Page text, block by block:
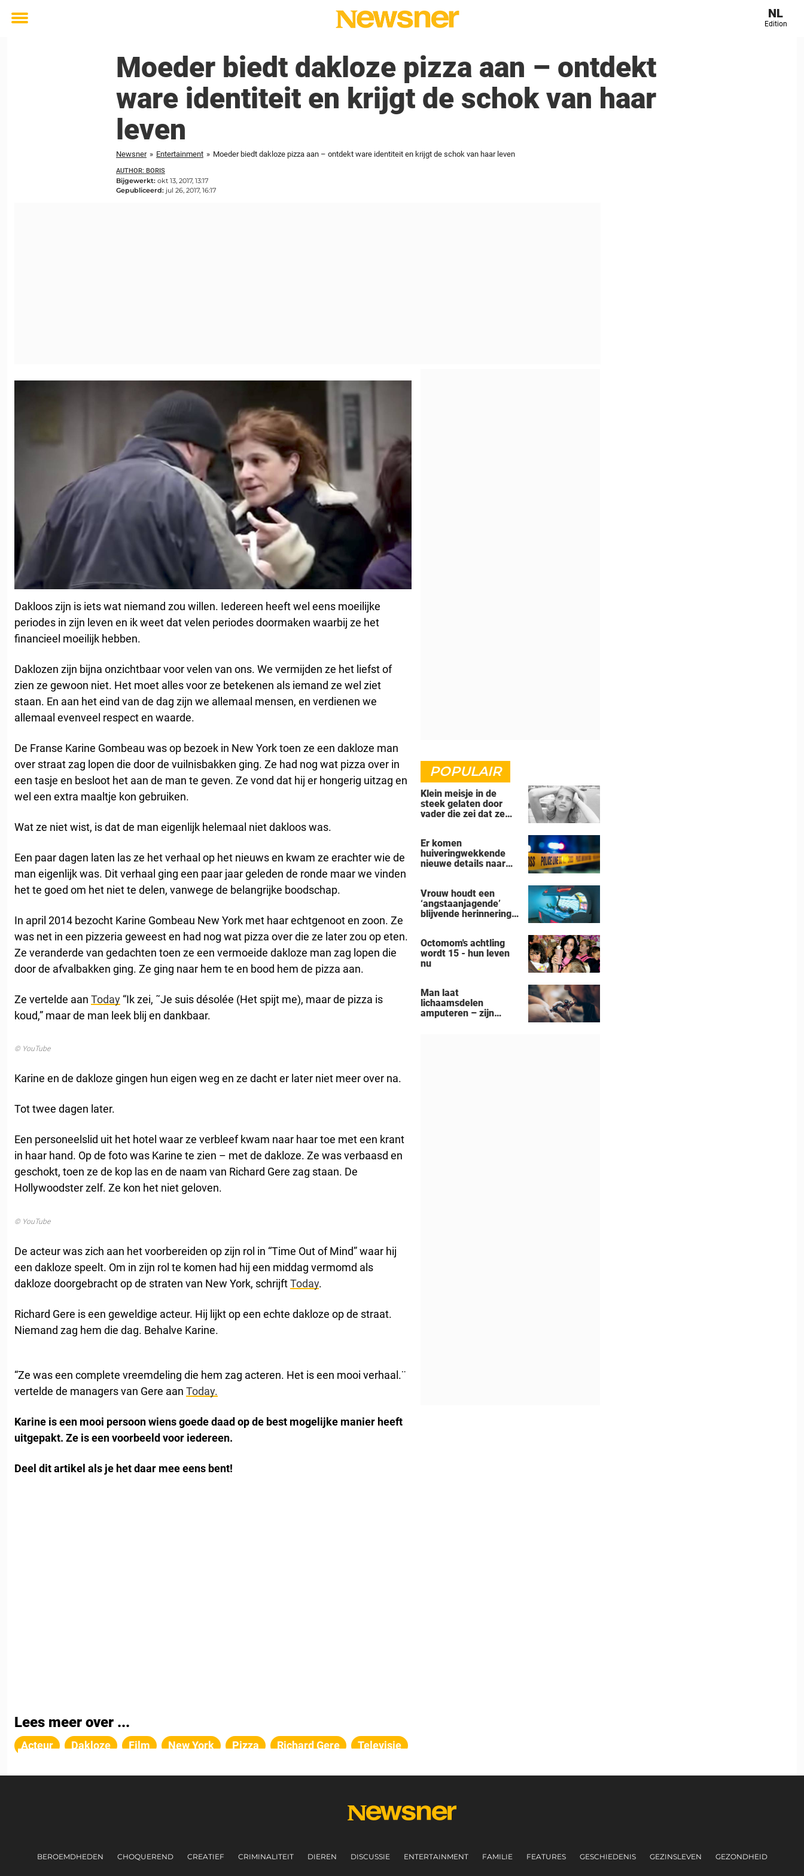
Toggle
NL
Edition
Moeder biedt dakloze pizza aan – ontdekt
ware identiteit en krijgt de schok van haar
leven
Newsner » Entertainment » Moeder biedt dakloze pizza aan – ontdekt ware identiteit en krijgt de schok van haar leven
AUTHOR: BORIS
Bijgewerkt: okt 13, 2017, 13:17
Gepubliceerd: jul 26, 2017, 16:17
Dakloos zijn is iets wat niemand zou willen. Iedereen heeft wel eens moeilijke
periodes in zijn leven en ik weet dat velen periodes doormaken waarbij ze het
financieel moeilijk hebben.
Daklozen zijn bijna onzichtbaar voor velen van ons. We vermijden ze het liefst of
zien ze gewoon niet. Het moet alles voor ze betekenen als iemand ze wel ziet
staan. En aan het eind van de dag zijn we allemaal mensen, en verdienen we
allemaal evenveel respect en waarde.
De Franse Karine Gombeau was op bezoek in New York toen ze een dakloze man
over straat zag lopen die door de vuilnisbakken ging. Ze had nog wat pizza over in
een tasje en besloot het aan de man te geven. Ze vond dat hij er hongerig uitzag en
wel een extra maaltje kon gebruiken.
Wat ze niet wist, is dat de man eigenlijk helemaal niet dakloos was.
Een paar dagen laten las ze het verhaal op het nieuws en kwam ze erachter wie de
man eigenlijk was. Dit verhaal ging een paar jaar geleden de ronde maar we vinden
het te goed om het niet te delen, vanwege de belangrijke boodschap.
In april 2014 bezocht Karine Gombeau New York met haar echtgenoot en zoon. Ze
was net in een pizzeria geweest en had nog wat pizza over die ze later zou op eten.
Ze veranderde van gedachten toen ze een vermoeide dakloze man zag lopen die
door de afvalbakken ging. Ze ging naar hem te en bood hem de pizza aan.
Ze vertelde aan Today “Ik zei, ˜Je suis désolée (Het spijt me), maar de pizza is
koud,” maar de man leek blij en dankbaar.
© YouTube
Karine en de dakloze gingen hun eigen weg en ze dacht er later niet meer over na.
Tot twee dagen later.
Een personeelslid uit het hotel waar ze verbleef kwam naar haar toe met een krant
in haar hand. Op de foto was Karine te zien – met de dakloze. Ze was verbaasd en
geschokt, toen ze de kop las en de naam van Richard Gere zag staan. De
Hollywoodster zelf. Ze kon het niet geloven.
© YouTube
De acteur was zich aan het voorbereiden op zijn rol in “Time Out of Mind” waar hij
een dakloze speelt. Om in zijn rol te komen had hij een middag vermomd als
dakloze doorgebracht op de straten van New York, schrijftToday.
Richard Gere is een geweldige acteur. Hij lijkt op een echte dakloze op de straat.
Niemand zag hem die dag. Behalve Karine.
“Ze was een complete vreemdeling die hem zag acteren. Het is een mooi verhaal.¨
vertelde de managers van Gere aan Today.
Karine is een mooi persoon wiens goede daad op de best mogelijke manier heeft
uitgepakt. Ze is een voorbeeld voor iedereen.
Deel dit artikel als je het daar mee eens bent!
POPULAIR
Klein meisje in de
steek gelaten door
vader die zei dat ze
actrice
Er komen
huiveringwekkende
nieuwe details naar
zelfmoord door een
man uit Michigan op
een gezin van zeven
Vrouw houdt een
‘angstaanjagende’
blijvende herinnering
zonnebank
Octomom's achtling
wordt 15 - hun leven
nu
Man laat
lichaamsdelen
amputeren – zijn
Lees meer over ...
Acteur Dakloze Film New York Pizza Richard Gere Televisie
BEROEMDHEDEN CHOQUEREND CREATIEF CRIMINALITEIT DIEREN DISCUSSIE ENTERTAINMENT FAMILIE FEATURES GESCHIEDENIS GEZINSLEVEN GEZONDHEID